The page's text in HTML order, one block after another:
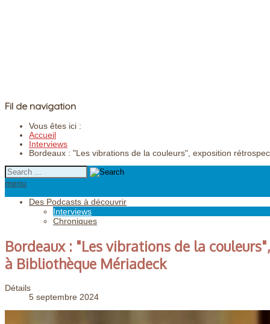
Fil de navigation
Vous êtes ici :
Accueil
Interviews
Bordeaux : "Les vibrations de la couleurs", exposition
menu
Des Podcasts à découvrir
Interviews
Chroniques
Bordeaux : "Les vibrations de la
à Bibliothèque Mériadeck
Détails
5 septembre 2024